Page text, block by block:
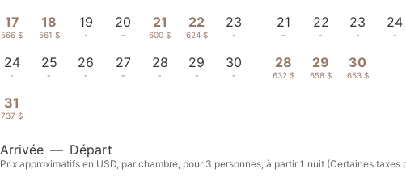
17
566 $
18
561 $
19
-
20
-
21
600 $
22
624 $
23
-
24
-
25
-
26
-
27
-
28
-
29
-
30
-
31
737 $
21
-
22
-
23
-
24
-
28
632 $
29
658 $
30
653 $
Arrivée — Départ
Prix approximatifs en USD, par chambre, pour 3 personnes, à partir 1 nuit (Certaines